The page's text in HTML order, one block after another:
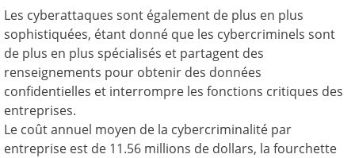
Les cyberattaques sont également de plus en plus
sophistiquées, étant donné que les cybercriminels sont
de plus en plus spécialisés et partagent des
renseignements pour obtenir des données
confidentielles et interrompre les fonctions critiques des
entreprises.
Le coût annuel moyen de la cybercriminalité par
entreprise est de 11.56 millions de dollars, la fourchette